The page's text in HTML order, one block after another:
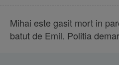
Mihai este gasit mort in
batut de Emil. Politia